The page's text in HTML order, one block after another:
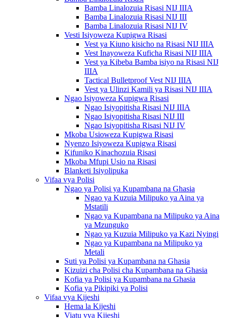
Bamba Linalozuia Risasi NIJ IIIA
Bamba Linalozuia Risasi NIJ III
Bamba Linalozuia Risasi NIJ IV
Vesti Isiyoweza Kupigwa Risasi
Vest ya Kiuno kisicho na Risasi NIJ IIIA
Vest Inayoweza Kuficha Risasi NIJ IIIA
Vest ya Kibeba Bamba isiyo na Risasi NIJ
IIIA
Tactical Bulletproof Vest NIJ IIIA
Vest ya Ulinzi Kamili ya Risasi NIJ IIIA
Ngao Isiyoweza Kupigwa Risasi
Ngao Isiyopitisha Risasi NIJ IIIA
Ngao Isiyopitisha Risasi NIJ III
Ngao Isiyopitisha Risasi NIJ IV
Mkoba Usioweza Kupigwa Risasi
Nyenzo Isiyoweza Kupigwa Risasi
Kifuniko Kinachozuia Risasi
Mkoba Mfupi Usio na Risasi
Blanketi Isiyolipuka
Vifaa vya Polisi
Ngao ya Polisi ya Kupambana na Ghasia
Ngao ya Kuzuia Milipuko ya Aina ya
Mstatili
Ngao ya Kupambana na Milipuko ya Aina
ya Mzunguko
Ngao ya Kuzuia Milipuko ya Kazi Nyingi
Ngao ya Kupambana na Milipuko ya
Metali
Suti ya Polisi ya Kupambana na Ghasia
Kizuizi cha Polisi cha Kupambana na Ghasia
Kofia ya Polisi ya Kupambana na Ghasia
Kofia ya Pikipiki ya Polisi
Vifaa vya Kijeshi
Hema la Kijeshi
Viatu vya Kijeshi